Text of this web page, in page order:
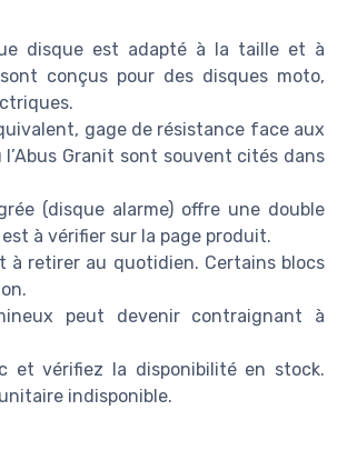
disque est adapté à la taille et à
conçus pour des disques moto,
gage de résistance face aux
Granit sont souvent cités dans
(disque alarme) offre une double
à vérifier sur la page produit.
à retirer au quotidien. Certains blocs
peut devenir contraignant à
et vérifiez la disponibilité en stock.
indisponible.